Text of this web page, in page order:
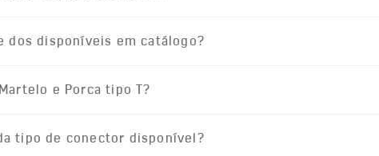
disponíveis em catálogo?
e Porca tipo T?
tipo de conector disponível?